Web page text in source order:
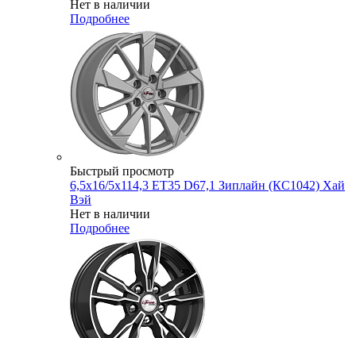
Нет в наличии
Подробнее
Быстрый просмотр
6,5x16/5x114,3 ET35 D67,1 Зиплайн (КС1042) Хай
Вэй
Нет в наличии
Подробнее